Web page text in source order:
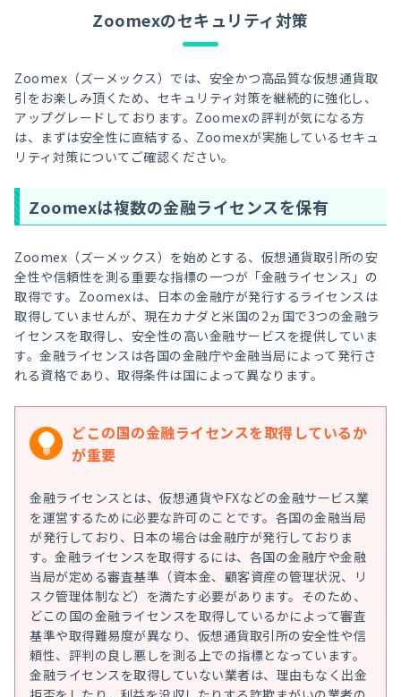
Zoomexのセキュリティ対策
Zoomex（ズーメックス）では、安全かつ高品質な仮想通貨取
引をお楽しみ頂くため、セキュリティ対策を継続的に強化し、
アップグレードしております。Zoomexの評判が気になる方
は、まずは安全性に直結する、Zoomexが実施しているセキュ
リティ対策についてご確認ください。
Zoomexは複数の金融ライセンスを保有
Zoomex（ズーメックス）を始めとする、仮想通貨取引所の安
全性や信頼性を測る重要な指標の一つが「金融ライセンス」の
取得です。Zoomexは、日本の金融庁が発行するライセンスは
取得していませんが、現在カナダと米国の2ヵ国で3つの金融ラ
イセンスを取得し、安全性の高い金融サービスを提供していま
す。金融ライセンスは各国の金融庁や金融当局によって発行さ
れる資格であり、取得条件は国によって異なります。
どこの国の金融ライセンスを取得しているか
が重要
金融ライセンスとは、仮想通貨やFXなどの金融サービス業
を運営するために必要な許可のことです。各国の金融当局
が発行しており、日本の場合は金融庁が発行しておりま
す。金融ライセンスを取得するには、各国の金融庁や金融
当局が定める審査基準（資本金、顧客資産の管理状況、リ
スク管理体制など）を満たす必要があります。そのため、
どこの国の金融ライセンスを取得しているかによって審査
基準や取得難易度が異なり、仮想通貨取引所の安全性や信
頼性、評判の良し悪しを測る上での指標となっています。
金融ライセンスを取得していない業者は、理由もなく出金